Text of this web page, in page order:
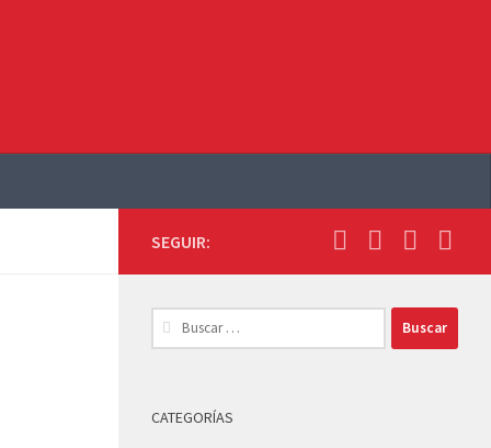
SEGUIR:
Buscar:
CATEGORÍAS